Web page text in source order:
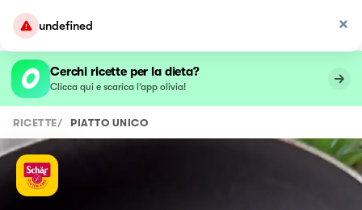
undefined
Cerchi ricette per la dieta?
Clicca qui e scarica l’app olivia!
RICETTE/ PIATTO UNICO